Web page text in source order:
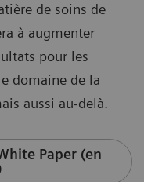
de soins de
à augmenter
pour les
domaine de la
aussi au-delà.
Paper (en